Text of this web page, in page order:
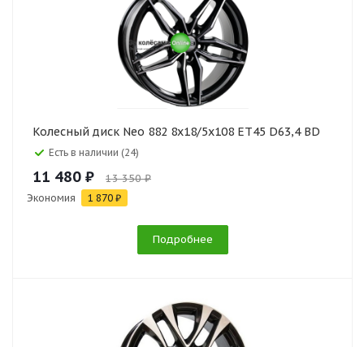
Колесный диск Neo 882 8x18/5x108 ET45 D63,4 BD
Есть в наличии (24)
11 480 ₽ 13 350 ₽
Экономия 1 870 ₽
Подробнее